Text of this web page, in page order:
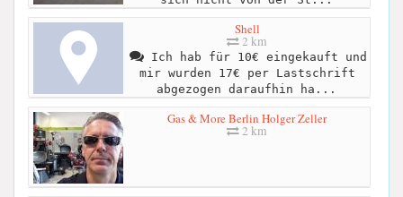
Shell
2 km
Ich hab für 10€ eingekauft und
mir wurden 17€ per Lastschrift
abgezogen daraufhin ha...
Gas & More Berlin Holger Zeller
2 km